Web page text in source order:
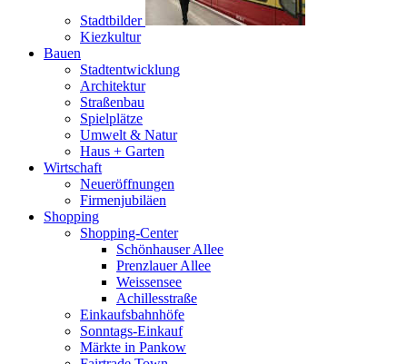
Stadtbilder
Kiezkultur
Bauen
Stadtentwicklung
Architektur
Straßenbau
Spielplätze
Umwelt & Natur
Haus + Garten
Wirtschaft
Neueröffnungen
Firmenjubiläen
Shopping
Shopping-Center
Schönhauser Allee
Prenzlauer Allee
Weissensee
Achillesstraße
Einkaufsbahnhöfe
Sonntags-Einkauf
Märkte in Pankow